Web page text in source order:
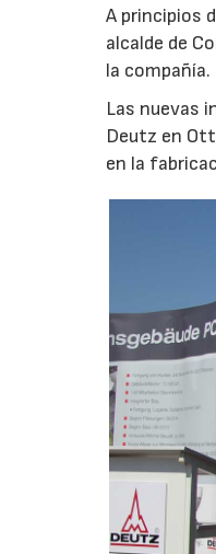
A principios
alcalde de
la compañía.
Las nuevas
Deutz en
en la